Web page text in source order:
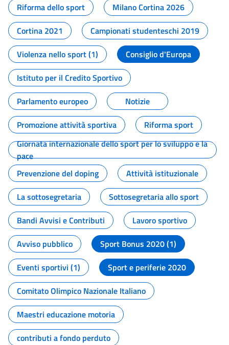
Riforma dello sport
Milano Cortina 2026
Cortina 2021
Campionati studenteschi 2019
Violenza nello sport (1)
Consiglio d'Europa
Istituto per il Credito Sportivo
Parlamento europeo
Notizie
Promozione attività sportiva
Riforma sport
Giornata internazionale dello sport per lo sviluppo e la
pace
Prevenzione del doping
Attività istituzionale
La sottosegretaria
Sottosegretaria allo sport
Bandi Avvisi e Contributi
Lavoro sportivo
Avviso pubblico
Sport Bonus 2020 (1)
Eventi sportivi (1)
Sport e periferie 2020
Comitato Olimpico Nazionale Italiano
Maestri educazione motoria
contributi a fondo perduto